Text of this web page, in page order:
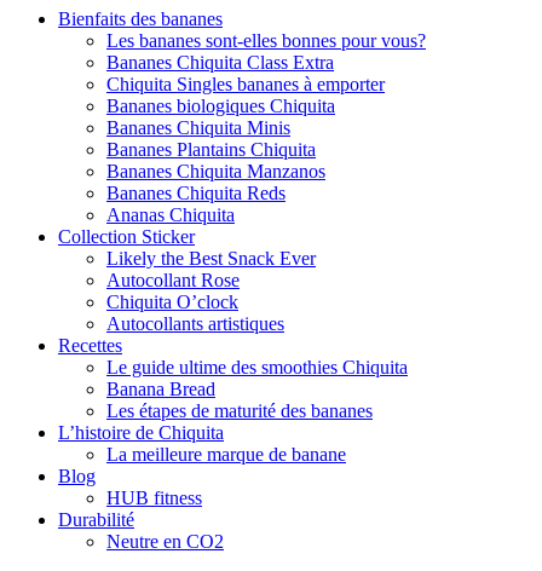
Bienfaits des bananes
Les bananes sont-elles bonnes pour vous?
Bananes Chiquita Class Extra
Chiquita Singles bananes à emporter
Bananes biologiques Chiquita
Bananes Chiquita Minis
Bananes Plantains Chiquita
Bananes Chiquita Manzanos
Bananes Chiquita Reds
Ananas Chiquita
Collection Sticker
Likely the Best Snack Ever
Autocollant Rose
Chiquita O’clock
Autocollants artistiques
Recettes
Le guide ultime des smoothies Chiquita
Banana Bread
Les étapes de maturité des bananes
L’histoire de Chiquita
La meilleure marque de banane
Blog
HUB fitness
Durabilité
Neutre en CO2